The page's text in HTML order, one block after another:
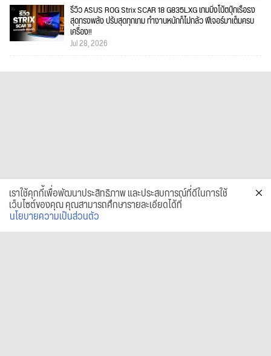
รีวิว ASUS ROG Strix SCAR 18 G835LXG เกมมิ่งโน้ตบุ๊กเรือธง
สุดทรงพลัง ปรับสุดทุกเกม ทำงานหนักก็ไม่กลัว ฟีเจอร์มาเต็มครบ
เครื่อง!!
Jul 28, 2026
เราใช้คุกกี้เพื่อพัฒนาประสิทธิภาพ และประสบการณ์ที่ดีในการใช้
เว็บไซต์ของคุณ คุณสามารถศึกษารายละเอียดได้ที่
นโยบายความเป็นส่วนตัว